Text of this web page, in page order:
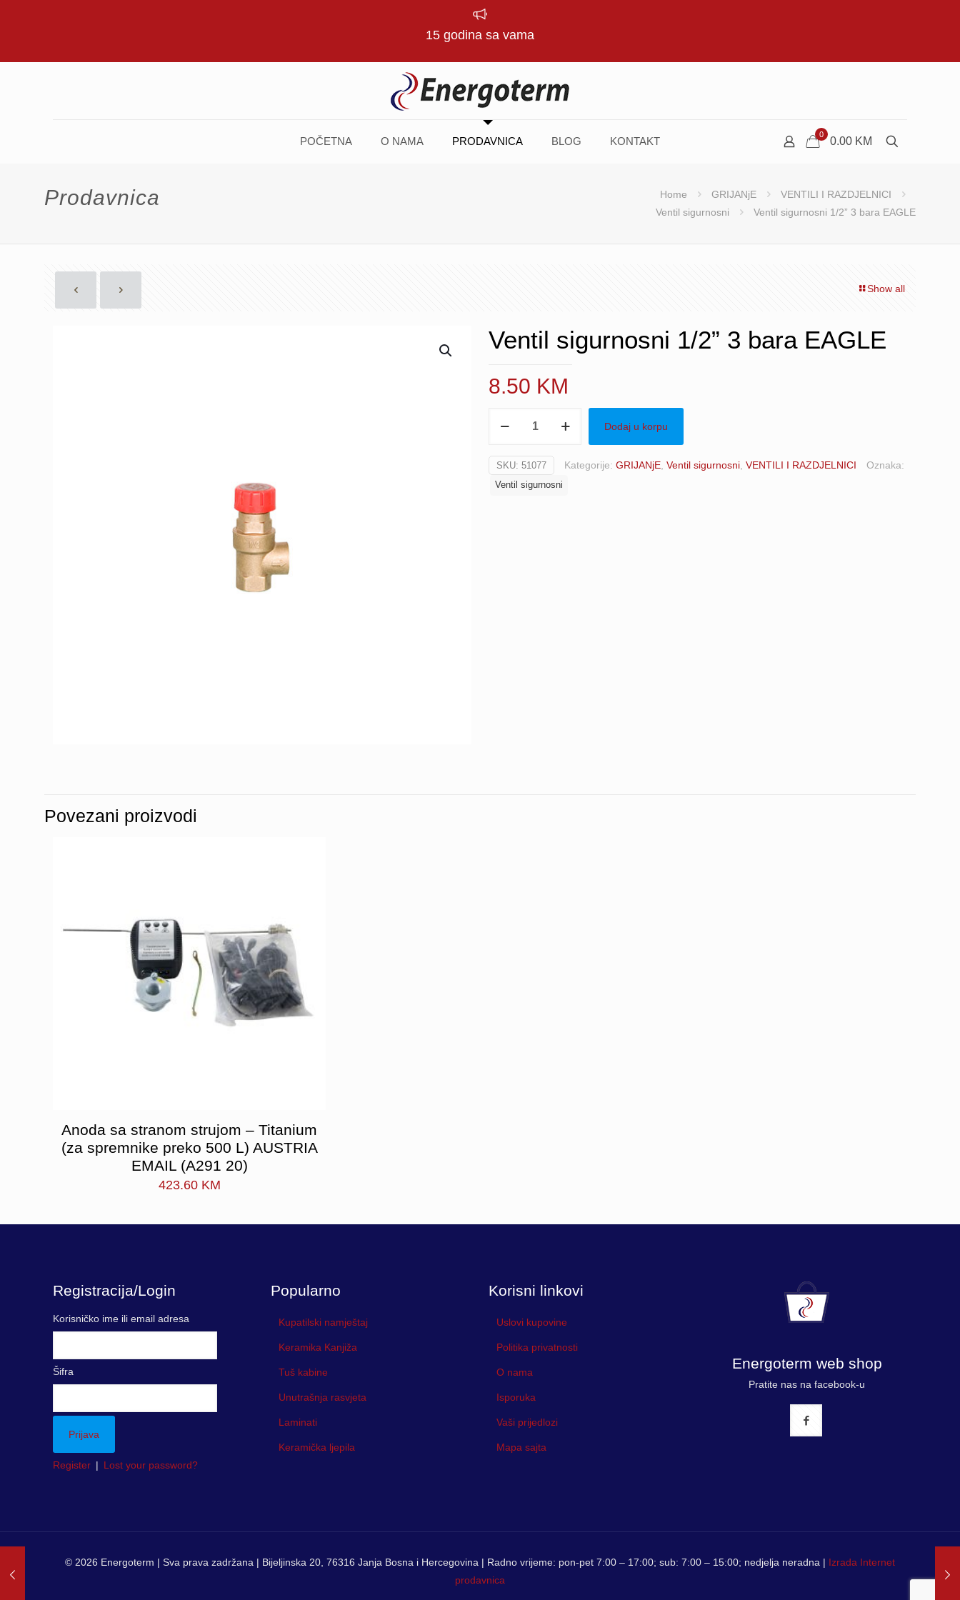
15 godina sa vama
POČETNA O NAMA PRODAVNICA BLOG KONTAKT
0
0.00 KM
Prodavnica Home GRIJANjE
VENTILI I RAZDJELNICI
Ventil sigurnosni
Ventil sigurnosni 1/2” 3 bara EAGLE
Show all
Ventil sigurnosni 1/2” 3 bara EAGLE
8.50 KM
sigurnosni
bara
Dodaj u korpu
SKU: 51077 Kategorije: GRIJANjE Ventil sigurnosni VENTILI I RAZDJELNICI Oznaka:
Ventil sigurnosni
Povezani proizvodi
Anoda sa stranom strujom – Titanium
(za spremnike preko 500 L) AUSTRIA
EMAIL (A291 20)
423.60 KM
Registracija/Login
Korisničko ime ili email adresa
Šifra
Register | Lost your password?
Popularno
Kupatilski namještaj
Keramika Kanjiža
Tuš kabine
Unutrašnja rasvjeta
Laminati
Keramička ljepila
Korisni linkovi
Uslovi kupovine
Politika privatnosti
O nama
Isporuka
Vaši prijedlozi
Mapa sajta
Energoterm web shop
Pratite nas na facebook-u
© 2026 Energoterm | Sva prava zadržana | Bijeljinska 20, 76316 Janja Bosna i Hercegovina | Radno vrijeme: pon-pet 7:00 – 17:00; sub: 7:00 – 15:00; nedjelja neradna | Izrada Internet
prodavnica